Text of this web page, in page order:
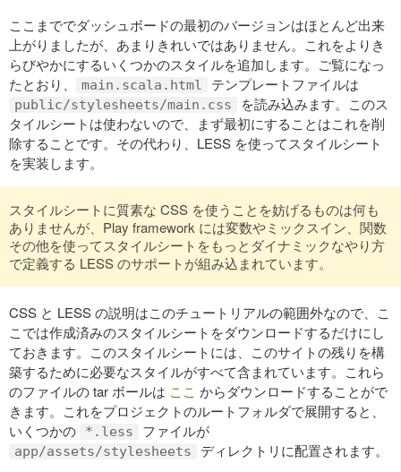
ここまででダッシュボードの最初のバージョンはほとんど出来
上がりましたが、あまりきれいではありません。これをよりき
らびやかにするいくつかのスタイルを追加します。ご覧になっ
たとおり、
main.scala.html テンプレートファイルは
public/stylesheets/main.css
を読み込みます。このス
タイルシートは使わないので、まず最初にすることはこれを削
除することです。その代わり、LESS を使ってスタイルシート
を実装します。
スタイルシートに質素な CSS を使うことを妨げるものは何も
ありませんが、Play framework には変数やミックスイン、関数
その他を使ってスタイルシートをもっとダイナミックなやり方
で定義する LESS のサポートが組み込まれています。
CSS と LESS の説明はこのチュートリアルの範囲外なので、こ
こでは作成済みのスタイルシートをダウンロードするだけにし
ておきます。このスタイルシートには、このサイトの残りを構
築するために必要なスタイルがすべて含まれています。これら
のファイルの tar ボールは ここ からダウンロードすることがで
きます。これをプロジェクトのルートフォルダで展開すると、
いくつかの
*.less ファイルが
app/assets/stylesheets
ディレクトリに配置されます。